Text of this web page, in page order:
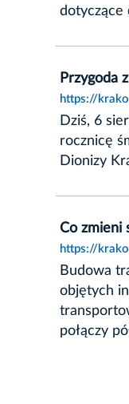
dotyczące
Przygoda
https://
Dziś, 6
rocznicę
Dionizy
Co zmieni
https://
Budowa
objętych
połączy